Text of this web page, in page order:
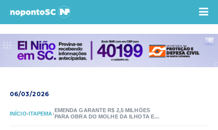
06/03/2026
INÍCIO›ITAPEMA›
EMENDA GARANTE R$ 2,5 MILHÕES
PARA OBRA DO MOLHE DA ILHOTA EM